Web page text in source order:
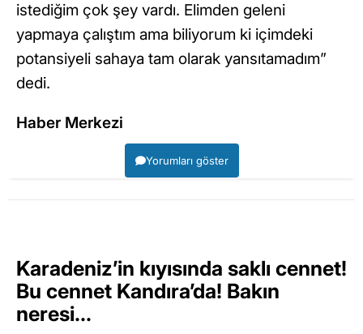
istediğim çok şey vardı. Elimden geleni
yapmaya çalıştım ama biliyorum ki içimdeki
potansiyeli sahaya tam olarak yansıtamadım”
dedi.
Haber Merkezi
Yorumları göster
Karadeniz’in kıyısında saklı cennet!
Bu cennet Kandıra’da! Bakın
neresi…